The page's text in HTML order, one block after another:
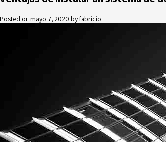
Posted on mayo 7, 2020 byfabricio